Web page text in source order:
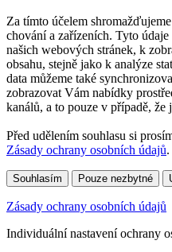
Za tímto účelem
chování a zařízeních. Tyto
našich webových stránek, k
obsahu, stejně jako k analýze
data můžeme také
zobrazovat Vám nabídky
kanálů, a to pouze v případě,
Před udělením souhlasu si
Zásady ochrany osobních údajů.
Souhlasím Pouze nezbytné
Zásady ochrany osobních údajů
Individuální nastavení ochrany